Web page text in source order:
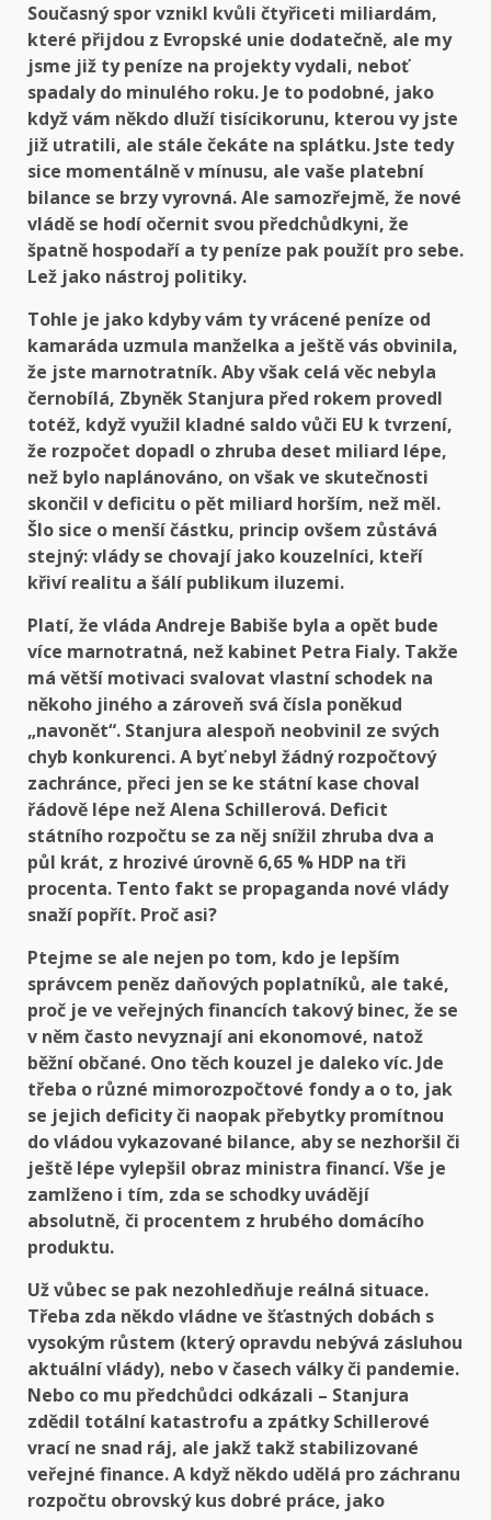
Současný spor vznikl kvůli čtyřiceti miliardám,
které přijdou z Evropské unie dodatečně, ale my
jsme již ty peníze na projekty vydali, neboť
spadaly do minulého roku. Je to podobné, jako
když vám někdo dluží tisícikorunu, kterou vy jste
již utratili, ale stále čekáte na splátku. Jste tedy
sice momentálně v mínusu, ale vaše platební
bilance se brzy vyrovná. Ale samozřejmě, že nové
vládě se hodí očernit svou předchůdkyni, že
špatně hospodaří a ty peníze pak použít pro sebe.
Lež jako nástroj politiky.
Tohle je jako kdyby vám ty vrácené peníze od
kamaráda uzmula manželka a ještě vás obvinila,
že jste marnotratník. Aby však celá věc nebyla
černobílá, Zbyněk Stanjura před rokem provedl
totéž, když využil kladné saldo vůči EU k tvrzení,
že rozpočet dopadl o zhruba deset miliard lépe,
než bylo naplánováno, on však ve skutečnosti
skončil v deficitu o pět miliard horším, než měl.
Šlo sice o menší částku, princip ovšem zůstává
stejný: vlády se chovají jako kouzelníci, kteří
křiví realitu a šálí publikum iluzemi.
Platí, že vláda Andreje Babiše byla a opět bude
více marnotratná, než kabinet Petra Fialy. Takže
má větší motivaci svalovat vlastní schodek na
někoho jiného a zároveň svá čísla poněkud
„navonět“. Stanjura alespoň neobvinil ze svých
chyb konkurenci. A byť nebyl žádný rozpočtový
zachránce, přeci jen se ke státní kase choval
řádově lépe než Alena Schillerová. Deficit
státního rozpočtu se za něj snížil zhruba dva a
půl krát, z hrozivé úrovně 6,65 % HDP na tři
procenta. Tento fakt se propaganda nové vlády
snaží popřít. Proč asi?
Ptejme se ale nejen po tom, kdo je lepším
správcem peněz daňových poplatníků, ale také,
proč je ve veřejných financích takový binec, že se
v něm často nevyznají ani ekonomové, natož
běžní občané. Ono těch kouzel je daleko víc. Jde
třeba o různé mimorozpočtové fondy a o to, jak
se jejich deficity či naopak přebytky promítnou
do vládou vykazované bilance, aby se nezhoršil či
ještě lépe vylepšil obraz ministra financí. Vše je
zamlženo i tím, zda se schodky uvádějí
absolutně, či procentem z hrubého domácího
produktu.
Už vůbec se pak nezohledňuje reálná situace.
Třeba zda někdo vládne ve šťastných dobách s
vysokým růstem (který opravdu nebývá zásluhou
aktuální vlády), nebo v časech války či pandemie.
Nebo co mu předchůdci odkázali – Stanjura
zdědil totální katastrofu a zpátky Schillerové
vrací ne snad ráj, ale jakž takž stabilizované
veřejné finance. A když někdo udělá pro záchranu
rozpočtu obrovský kus dobré práce, jako